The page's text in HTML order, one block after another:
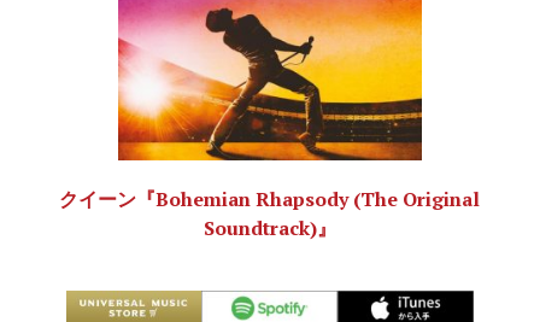
クイーン『Bohemian Rhapsody (The Original
Soundtrack)』